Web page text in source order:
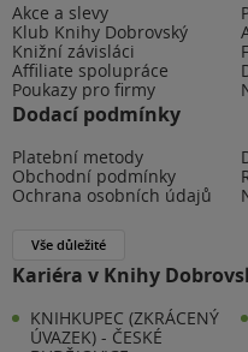
Akce a slevy
Klub Knihy Dobrovský
Knižní závisláci
Affiliate spolupráce
Poukazy pro firmy
Dodací podmínky
Platební metody
Obchodní podmínky
Ochrana osobních údajů
Vše důležité
Kariéra v Knihy
KNIHKUPEC (ZKRÁCENÝ
ÚVAZEK) - ČESKÉ